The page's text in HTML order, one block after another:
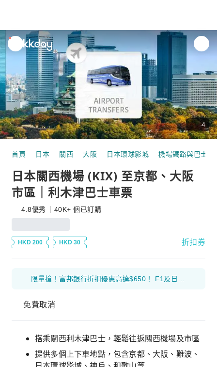
unread
notifications
4
首頁 日本 關西 大阪 日本環球影城 機場鐵路與巴士
日本關西機場 (KIX) 至京都、大阪
市區｜利木津巴士車票
4.8優秀 40K+ 個已訂購
HKD 200 HKD 30 折扣券
免費取消
搭乘關西利木津巴士，輕鬆往返關西機場及市區
提供多個上下車地點，包含京都、大阪、難波、